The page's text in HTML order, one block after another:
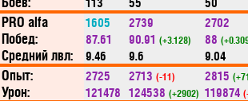
PRO alfa 1605 2739 2702
Побед: 87.61 90.91 (+3.128) 88
Средний лвл: 9.46 9.6 9.04
Опыт: 2725 2713 (-11) 2815
Урон: 121478 124538 (+2902) 119874